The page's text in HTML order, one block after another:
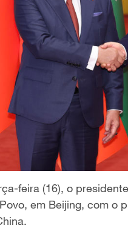
feira (16), o
em Beijing, com o